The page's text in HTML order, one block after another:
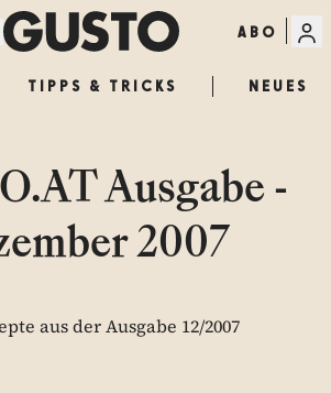
ABO
TIPPS & TRICKS NEUES
Ausgabe -
2007
aus der Ausgabe 12/2007